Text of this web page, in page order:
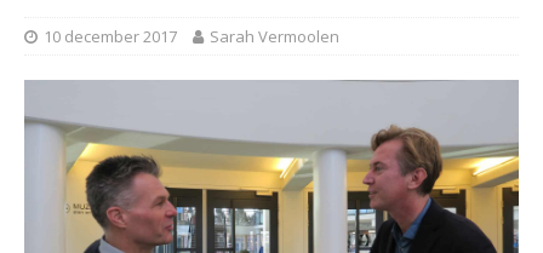
10 december 2017 Sarah Vermoolen